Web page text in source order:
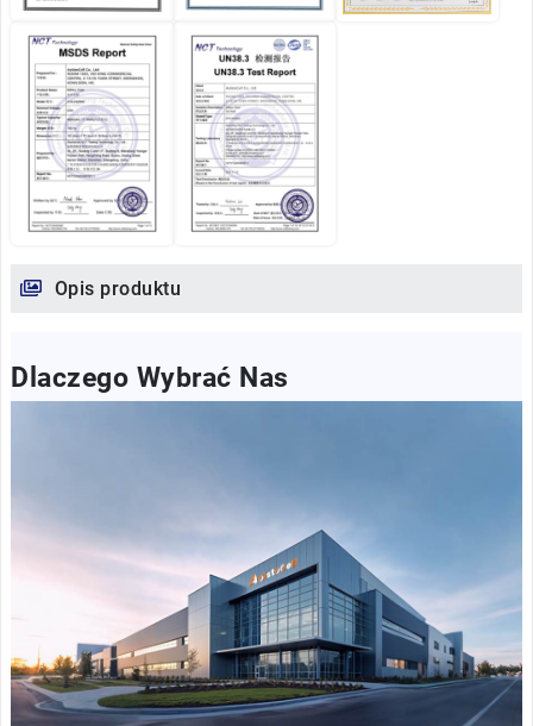
Opis produktu
Dlaczego Wybrać Nas